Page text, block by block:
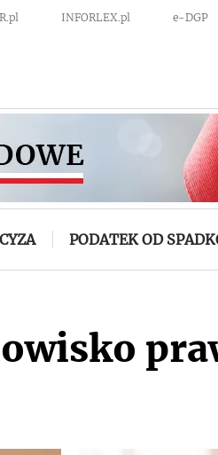
INFORLEX.pl e-DGP
PODATEK OD